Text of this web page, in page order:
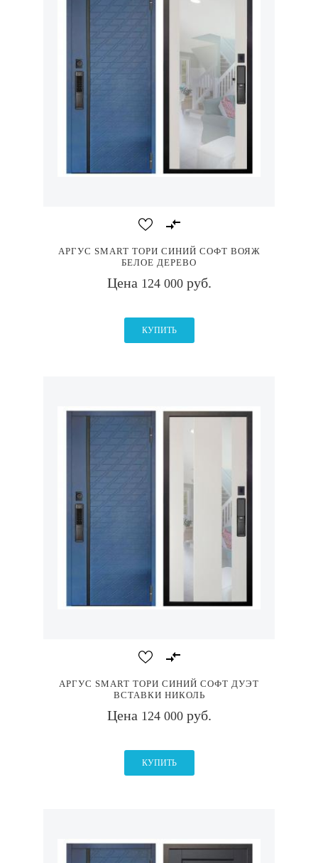
АРГУС SMART ТОРИ СИНИЙ СОФТ ВОЯЖ
БЕЛОЕ ДЕРЕВО
Цена124 000 руб.
КУПИТЬ
АРГУС SMART ТОРИ СИНИЙ СОФТ ДУЭТ
ВСТАВКИ НИКОЛЬ
Цена124 000 руб.
КУПИТЬ